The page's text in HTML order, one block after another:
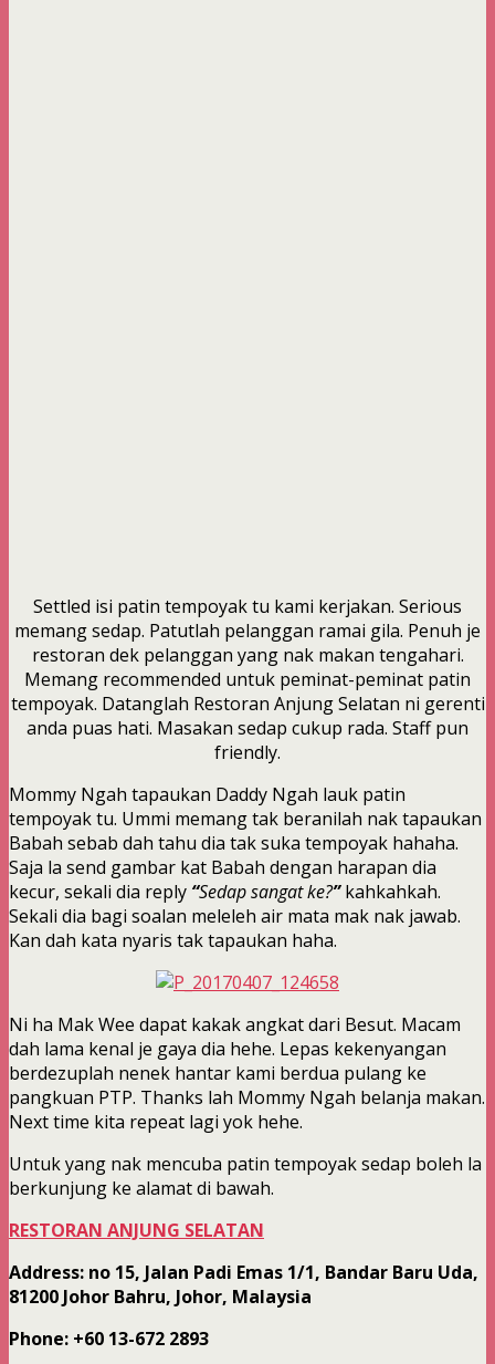
Settled isi patin tempoyak tu kami kerjakan. Serious
memang sedap. Patutlah pelanggan ramai gila. Penuh je
restoran dek pelanggan yang nak makan tengahari.
Memang recommended untuk peminat-peminat patin
tempoyak. Datanglah Restoran Anjung Selatan ni gerenti
anda puas hati. Masakan sedap cukup rada. Staff pun
friendly.
Mommy Ngah tapaukan Daddy Ngah lauk patin
tempoyak tu. Ummi memang tak beranilah nak tapaukan
Babah sebab dah tahu dia tak suka tempoyak hahaha.
Saja la send gambar kat Babah dengan harapan dia
kecur, sekali dia reply “Sedapsangatke?”kahkahkah.
Sekali dia bagi soalan meleleh air mata mak nak jawab.
Kan dah kata nyaris tak tapaukan haha.
Ni ha Mak Wee dapat kakak angkat dari Besut. Macam
dah lama kenal je gaya dia hehe. Lepas kekenyangan
berdezuplah nenek hantar kami berdua pulang ke
pangkuan PTP. Thanks lah Mommy Ngah belanja makan.
Next time kita repeat lagi yok hehe.
Untuk yang nak mencuba patin tempoyak sedap boleh la
berkunjung ke alamat di bawah.
RESTORAN ANJUNG SELATAN
Address: no 15, Jalan Padi Emas 1/1, Bandar Baru Uda,
81200 Johor Bahru, Johor, Malaysia
Phone: +60 13-672 2893